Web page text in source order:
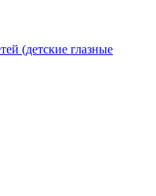
(детские глазные